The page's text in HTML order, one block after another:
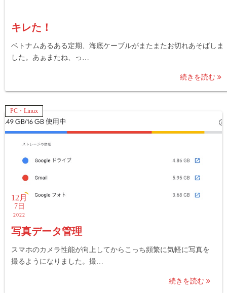
キレた！
ベトナムあるある定期、海底ケーブルがまたまたお切れあそばしま
した。あぁまたね、っ…
続きを読む
PC・Linux
12月
7日
2022
写真データ管理
スマホのカメラ性能が向上してからこっち頻繁に気軽に写真を
撮るようになりました。撮…
続きを読む